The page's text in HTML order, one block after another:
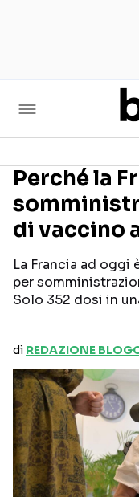
Perché la
di vaccino
La Francia ad oggi
per
Solo 352 dosi in
di REDAZIONE